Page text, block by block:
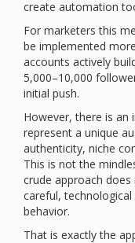
create automation
For marketers this
be implemented
accounts actively
5,000–10,000
initial push.
However, there is an
represent a unique
authenticity, niche
This is not the
crude approach does
careful,
behavior.
That is exactly the